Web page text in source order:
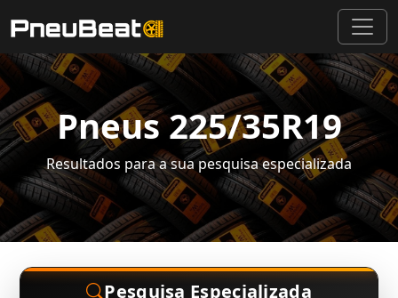
Pneus 225/35R19
Resultados para a sua pesquisa especializada
Pesquisa Especializada